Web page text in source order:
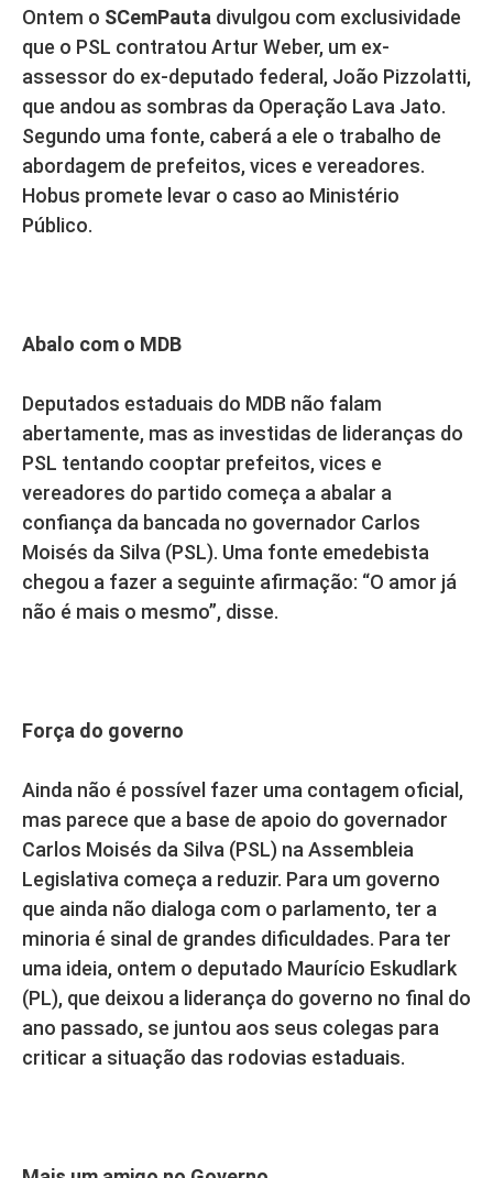
Ontem o SCemPauta divulgou com exclusividade
que o PSL contratou Artur Weber, um ex-
assessor do ex-deputado federal, João Pizzolatti,
que andou as sombras da Operação Lava Jato.
Segundo uma fonte, caberá a ele o trabalho de
abordagem de prefeitos, vices e vereadores.
Hobus promete levar o caso ao Ministério
Público.
Abalo com o MDB
Deputados estaduais do MDB não falam
abertamente, mas as investidas de lideranças do
PSL tentando cooptar prefeitos, vices e
vereadores do partido começa a abalar a
confiança da bancada no governador Carlos
Moisés da Silva (PSL). Uma fonte emedebista
chegou a fazer a seguinte afirmação: “O amor já
não é mais o mesmo”, disse.
Força do governo
Ainda não é possível fazer uma contagem oficial,
mas parece que a base de apoio do governador
Carlos Moisés da Silva (PSL) na Assembleia
Legislativa começa a reduzir. Para um governo
que ainda não dialoga com o parlamento, ter a
minoria é sinal de grandes dificuldades. Para ter
uma ideia, ontem o deputado Maurício Eskudlark
(PL), que deixou a liderança do governo no final do
ano passado, se juntou aos seus colegas para
criticar a situação das rodovias estaduais.